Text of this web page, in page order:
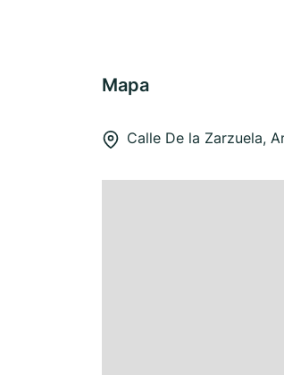
Mapa
Calle De la Zarzuela,